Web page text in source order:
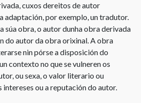
cuxos dereitos de autor
adaptación, por exemplo, un tradutor.
súa obra, o autor dunha obra derivada
do autor da obra orixinal. A obra
nin pórse a disposición do
contexto no que se vulneren os
ou sexa, o valor literario ou
ou a reputación do autor.